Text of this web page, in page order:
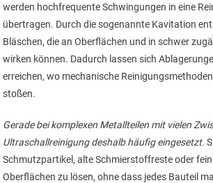
werden hochfrequente Schwingungen in eine
übertragen. Durch die sogenannte Kavitation
Bläschen, die an Oberflächen und in schwer
wirken können. Dadurch lassen sich
erreichen, wo mechanische
stoßen.
Gerade bei komplexen Metallteilen mit vielen
Ultraschallreinigung deshalb häufig eingesetzt.
Schmutzpartikel, alte Schmierstoffreste oder
Oberflächen zu lösen, ohne dass jedes Bauteil